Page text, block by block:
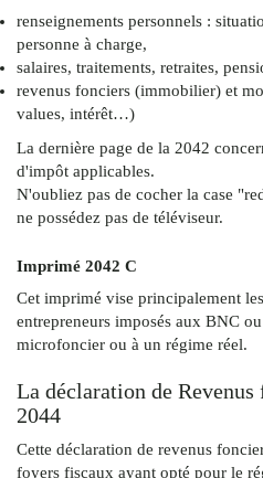
renseignements personnels :
personne à charge,
salaires, traitements, retraites,
revenus fonciers (immobilier) et
values, intérêt…)
La dernière page de la 2042
d'impôt applicables.
N'oubliez pas de cocher la case
ne possédez pas de téléviseur.
Imprimé 2042 C
Cet imprimé vise principalement
entrepreneurs imposés aux BNC
microfoncier ou à un régime réel.
La déclaration de
2044
Cette déclaration de revenus
foyers fiscaux ayant opté pour le